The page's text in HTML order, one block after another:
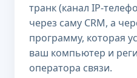
транк (канал IP-
через саму CRM, а
программу, которая
ваш компьютер и
оператора связи.